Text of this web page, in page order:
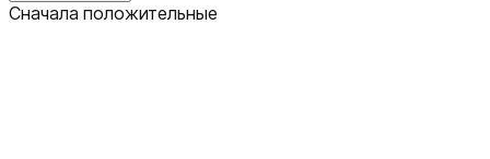
Сначала положительные